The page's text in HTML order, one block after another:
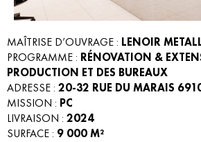
MAÎTRISE D’OUVRAGE : LENOIR
PROGRAMME : RÉNOVATION &
PRODUCTION ET DES BUREAUX
ADRESSE : 20-32 RUE DU MARAIS
MISSION : PC
LIVRAISON : 2024
SURFACE : 9 000 M²